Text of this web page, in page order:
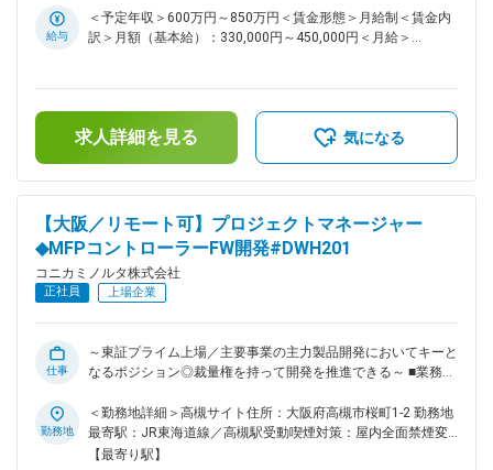
は他社との協業や提案活動を通じて、幅広い影響力や企画立案
力、推進力を身に付けることができます。 変更の範囲：会社
ューション・サービスとの連携を行い、顧客の利便性／生産性
を高めるための制御FW／SW開発プロジェクトであり、国内外
体的な役割としては、新製品・機能の開発に際して顧客価値を
関連部門（販売会社、商品企画、サービスなど）と連携しなが
ら検討し、機能仕様や全体制御の策定を行い、プロジェクトス
コープの決定、開発計画の策定、QCD管理、他部門（販売会
との連携を推進する。 【変更の範囲：会社の定める業務】 ■
やりがい： ・主要事業の主力製品開発においてキーとなるポ
ジションで、裁量権を持って開発を推進できるため、社内での
注目度が高く、やりがいがあります。 MFPだけでなく関連ソ
リューション・サービス含めて利益を拡大させており、開発す
るFW／SW技術も進化し続けているため、スキル伸長の機会に
ジェクトマネジメントの醍醐味を味わえます。 開発成果物を
使っていただいている顧客が多く、市場価値の高いサービス開
組込み開発におけるマネージメント経験を獲得（MFPの複雑な
組込み開発を指導・統率）でき、他製品開発に応用できる様に
なります。 ・海外開発拠点と連携した、多文化コミュニケー
給与
＜予定年収＞600万円～850万円＜賃金形態＞月給制＜賃金内
訳＞月額（基本給）：330,000円～450,000円＜月給＞
間約15H分に相当）※固定残業制度ではございません■昇給：年
1回■賞与：年2回（6月・12月）賃金はあくまでも目安の金額
であり、選考を通じて上下する可能性があります。月給(月額)
求人詳細を見る 気になる
【大阪／リモート可】プロジェクトマネージャー
◆MFPコントローラーFW開発#DWH201
コニカミノルタ株式会社
正社員 上場企業
仕事
～東証プライム上場／主要事業の主力製品開発においてキーと
なるポジション◎裁量権を持って開発を推進できる～ ■業務内
による顧客課題の解決～ ・コニカミノルタの主力製品である
MFP（Multi Function Peripheral）開発において、顧客価値
を高めるコントローラーFWの開発プロジェクトを開発リーダ
勤務地
＜勤務地詳細＞高槻サイト住所：大阪府高槻市桜町1-2 勤務地
最寄駅：JR東海道線／高槻駅受動喫煙対策：屋内全面禁煙変
更の範囲：会社の定める事業所（リモートワーク含む）
【最寄り駅】